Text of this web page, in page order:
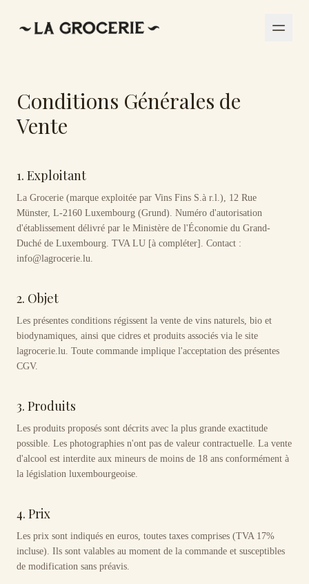
Conditions Générales de
Vente
1. Exploitant
La Grocerie (marque exploitée par Vins Fins S.à r.l.), 12 Rue
Münster, L-2160 Luxembourg (Grund). Numéro d'autorisation
d'établissement délivré par le Ministère de l'Économie du Grand-
Duché de Luxembourg. TVA LU [à compléter]. Contact :
info@lagrocerie.lu.
2. Objet
Les présentes conditions régissent la vente de vins naturels, bio et
biodynamiques, ainsi que cidres et produits associés via le site
lagrocerie.lu. Toute commande implique l'acceptation des présentes
CGV.
3. Produits
Les produits proposés sont décrits avec la plus grande exactitude
possible. Les photographies n'ont pas de valeur contractuelle. La vente
d'alcool est interdite aux mineurs de moins de 18 ans conformément à
la législation luxembourgeoise.
4. Prix
Les prix sont indiqués en euros, toutes taxes comprises (TVA 17%
incluse). Ils sont valables au moment de la commande et susceptibles
de modification sans préavis.